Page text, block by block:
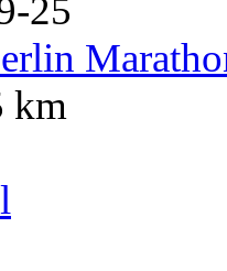
25
km